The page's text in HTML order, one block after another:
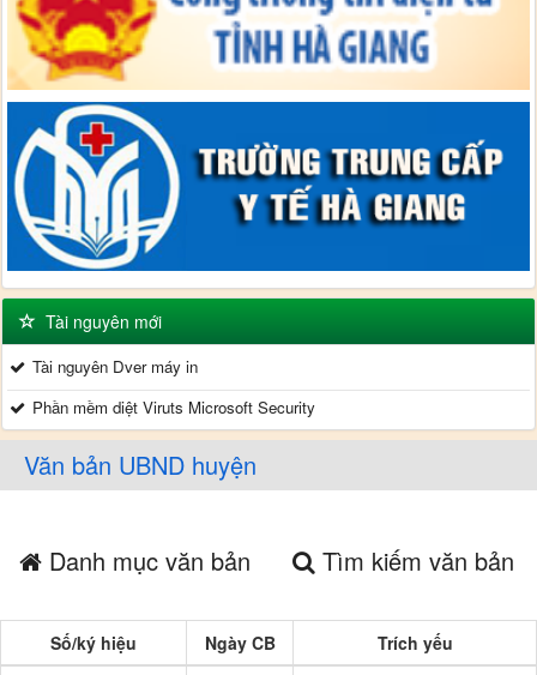
Tài nguyên mới
Tài nguyên Dver máy in
Phần mềm diệt Viruts Microsoft Security
Văn bản UBND huyện
Danh mục văn bản Tìm kiếm văn bản
Số/ký hiệu Ngày CB Trích yếu